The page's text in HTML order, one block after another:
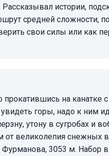
Рассказывал истории,
средней сложности,
свои силы или как
горы, надо к ним
утону в сугробах и
от великолепия снежных
3053 м. Набор